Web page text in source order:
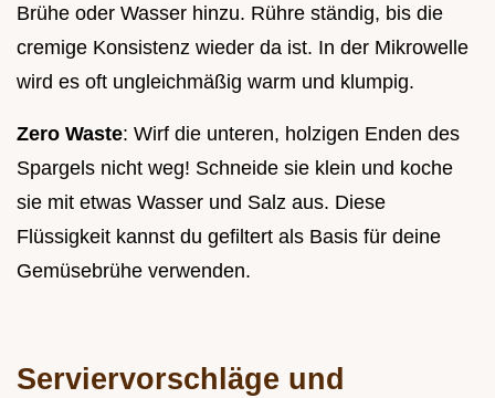
Brühe oder Wasser hinzu. Rühre ständig, bis die
cremige Konsistenz wieder da ist. In der Mikrowelle
wird es oft ungleichmäßig warm und klumpig.
Zero Waste: Wirf die unteren, holzigen Enden des
Spargels nicht weg! Schneide sie klein und koche
sie mit etwas Wasser und Salz aus. Diese
Flüssigkeit kannst du gefiltert als Basis für deine
Gemüsebrühe verwenden.
Serviervorschläge und